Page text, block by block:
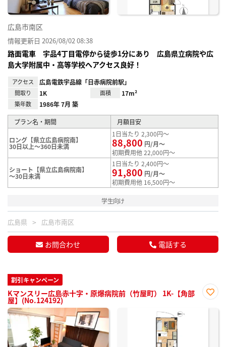
広島市南区
情報更新日 2026/08/02 08:38
路面電車 宇品4丁目電停から徒歩1分にあり 広島県立病院や広
島大学附属中・高等学校へアクセス良好！
アクセス 広島電鉄宇品線「日赤病院前駅」
間取り 1K 面積 17m²
築年数 1986年 7月 築
プラン名・期間 月額目安
ロング【県立広島病院南】
30日以上～360日未満
1日当たり 2,300円～
88,800 円/月～
初期費用他 22,000円～
ショート【県立広島病院南】
～30日未満
1日当たり 2,400円～
91,800 円/月～
初期費用他 16,500円～
学生向け
広島県 広島市南区
お問合わせ 電話する
割引キャンペーン
Kマンスリー広島赤十字・原爆病院前（竹屋町） 1K-【角部
屋】(No.124192)
に入